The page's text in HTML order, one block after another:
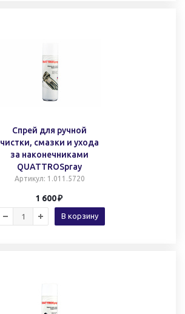
Спрей для ручной
чистки, смазки и ухода
за наконечниками
QUATTROSpray
Артикул: 1.011.5720
1 600
В корзину